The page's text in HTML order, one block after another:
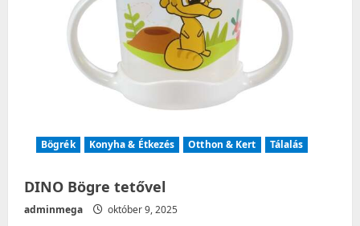
Bögrék Konyha & Étkezés Otthon & Kert Tálalás
DINO Bögre tetővel
adminmega október 9, 2025